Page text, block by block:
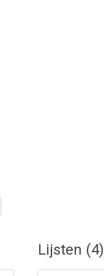
Lijsten (4)